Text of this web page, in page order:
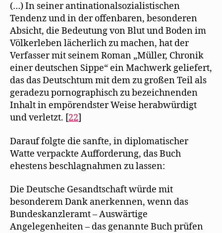
(…) In seiner antinationalsozialistischen
Tendenz und in der offenbaren, besonderen
Absicht, die Bedeutung von Blut und Boden im
Völkerleben lächerlich zu machen, hat der
Verfasser mit seinem Roman „Müller, Chronik
einer deutschen Sippe“ ein Machwerk geliefert,
das das Deutschtum mit dem zu großen Teil als
geradezu pornographisch zu bezeichnenden
Inhalt in empörendster Weise herabwürdigt
und verletzt. [22]
Darauf folgte die sanfte, in diplomatischer
Watte verpackte Aufforderung, das Buch
ehestens beschlagnahmen zu lassen:
Die Deutsche Gesandtschaft würde mit
besonderem Dank anerkennen, wenn das
Bundeskanzleramt – Auswärtige
Angelegenheiten – das genannte Buch prüfen